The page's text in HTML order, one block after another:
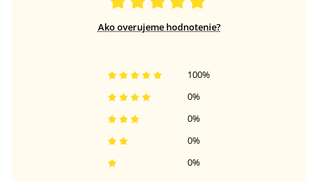
Ako overujeme hodnotenie?
0%
0%
0%
0%
100%